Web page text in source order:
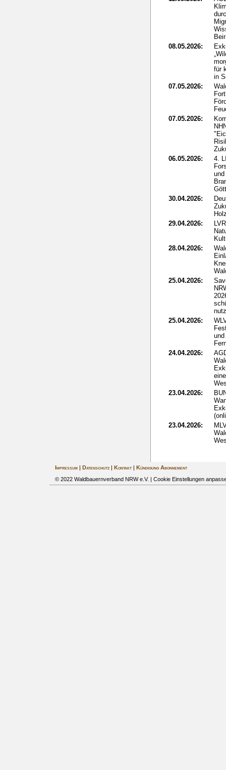
08.05.2026:
für
in
07.05.2026:
07.05.2026:
06.05.2026:
4.
30.04.2026:
29.04.2026:
28.04.2026:
25.04.2026:
25.04.2026:
24.04.2026:
23.04.2026:
23.04.2026:
Impressum| Datenschutz| Kontakt|
Kündigung Abonnement
© 2022 Waldbauernverband NRW e.V. | Cookie Einstellungen